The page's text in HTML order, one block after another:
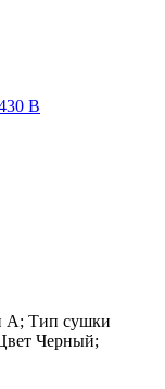
A; Тип сушки
Черный;